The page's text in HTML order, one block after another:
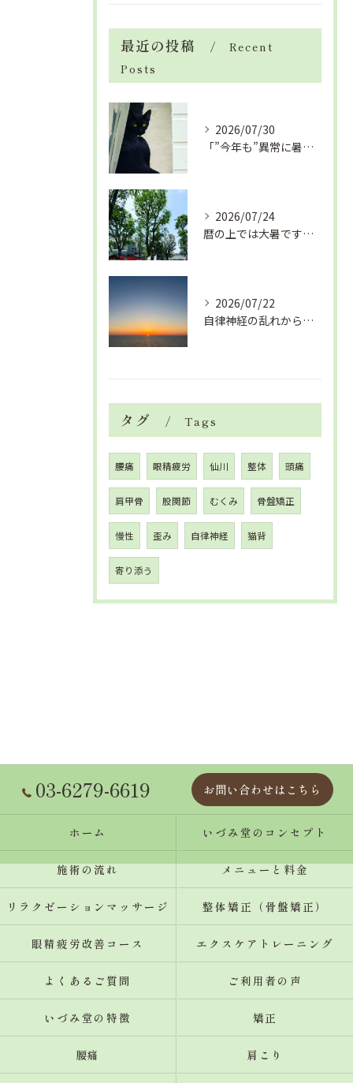
最近の投稿
Recent
Posts
2026/07/30
「”今年も”異常に暑い夏」酷暑+冷房＝夏風邪、腰痛、ひざの痛...
2026/07/24
暦の上では大暑です！腰痛や肩こりから来る頭痛
2026/07/22
自律神経の乱れから生活習慣病、血液循環の滞り
タグ Tags
腰痛 眼精疲労 仙川 整体 頭痛
肩甲骨 股関節 むくみ 骨盤矯正
慢性 歪み 自律神経 猫背
寄り添う
03-6279-6619 お問い合わせはこちら
ホーム いづみ堂のコンセプト
施術の流れ メニューと料金
リラクゼーションマッサージ 整体矯正（骨盤矯正）
眼精疲労改善コース エクスケアトレーニング
よくあるご質問 ご利用者の声
いづみ堂の特徴 矯正
腰痛 肩こり